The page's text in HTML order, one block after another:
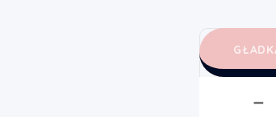
➖